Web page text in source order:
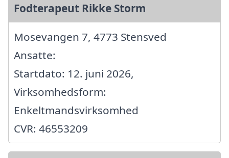
Fodterapeut Rikke Storm
Mosevangen 7, 4773 Stensved
Ansatte:
Startdato: 12. juni 2026,
Virksomhedsform:
Enkeltmandsvirksomhed
CVR: 46553209